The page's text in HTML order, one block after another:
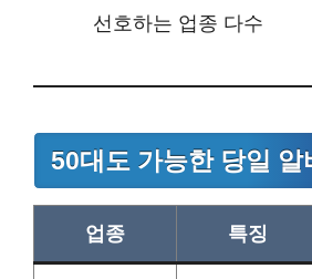
선호하는 업종 다수
50대도 가능한 당일 알
업종 특징